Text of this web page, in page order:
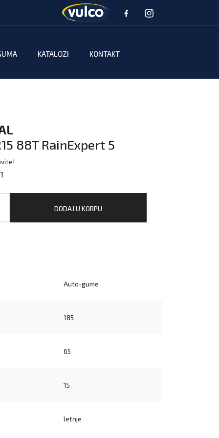
KATALOZI KONTAKT
88T RainExpert 5
DODAJ U KORPU
Auto-gume
185
65
15
letnje